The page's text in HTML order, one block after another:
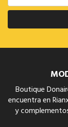
Boutique
encuentra en
y